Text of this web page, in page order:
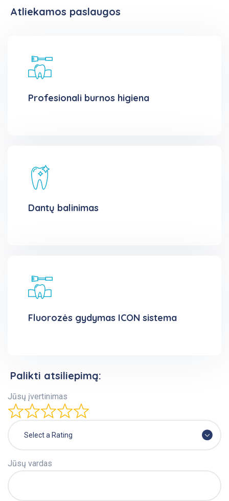
Atliekamos paslaugos
Profesionali burnos higiena
Dantų balinimas
Fluorozės gydymas ICON sistema
Palikti atsiliepimą:
Jūsų įvertinimas
Select a Rating
Jūsų vardas